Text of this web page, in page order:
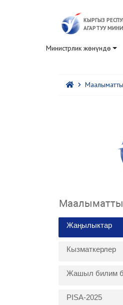
КЫРГЫЗ
АГАРТУУ
Министрлик жөнүндө
Жаңылыктар
Кызматкерлер
Жашыл билим
PISA-2025